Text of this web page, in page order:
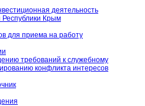
деятельность
Республики Крым
для приема на работу
требований к служебному
конфликта интересов